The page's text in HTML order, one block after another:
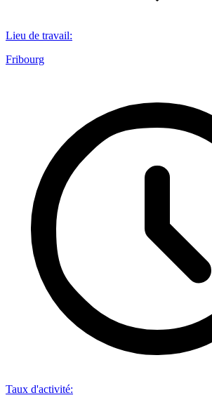
Lieu de travail:
Fribourg
Taux d'activité: